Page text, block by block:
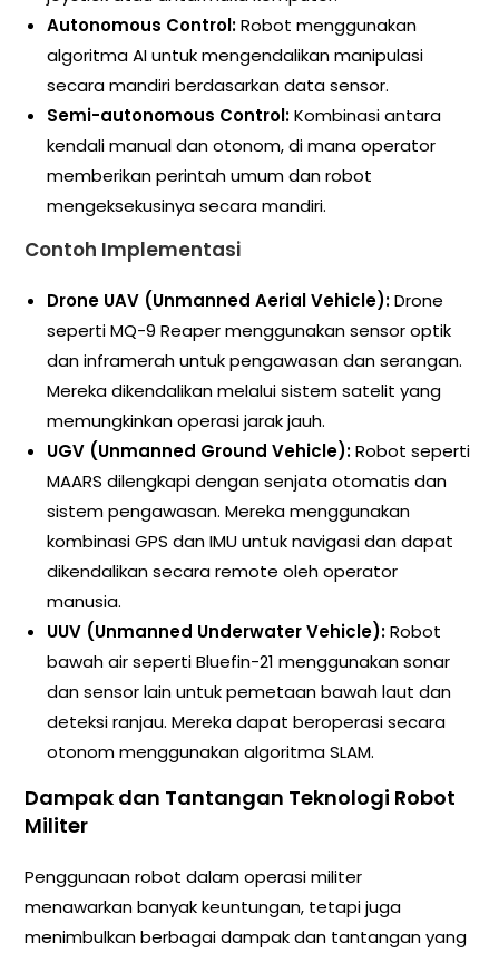
Autonomous Control:Robot menggunakan
algoritma AI untuk mengendalikan manipulasi
secara mandiri berdasarkan data sensor.
Semi-autonomous Control:Kombinasi antara
kendali manual dan otonom, di mana operator
memberikan perintah umum dan robot
mengeksekusinya secara mandiri.
Contoh Implementasi
Drone UAV (Unmanned Aerial Vehicle):Drone
seperti MQ-9 Reaper menggunakan sensor optik
dan inframerah untuk pengawasan dan serangan.
Mereka dikendalikan melalui sistem satelit yang
memungkinkan operasi jarak jauh.
UGV (Unmanned Ground Vehicle):Robot seperti
MAARS dilengkapi dengan senjata otomatis dan
sistem pengawasan. Mereka menggunakan
kombinasi GPS dan IMU untuk navigasi dan dapat
dikendalikan secara remote oleh operator
manusia.
UUV (Unmanned Underwater Vehicle):Robot
bawah air seperti Bluefin-21 menggunakan sonar
dan sensor lain untuk pemetaan bawah laut dan
deteksi ranjau. Mereka dapat beroperasi secara
otonom menggunakan algoritma SLAM.
Dampak dan Tantangan Teknologi Robot
Militer
Penggunaan robot dalam operasi militer
menawarkan banyak keuntungan, tetapi juga
menimbulkan berbagai dampak dan tantangan yang